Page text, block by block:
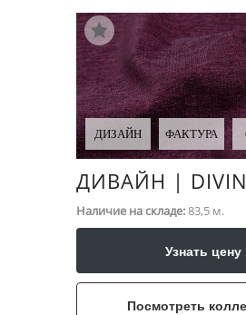
ДИЗАЙН ФАКТУРА
ДИВАЙН |
Наличие на складе:83,5 м.
Узнать цену
Посмотреть